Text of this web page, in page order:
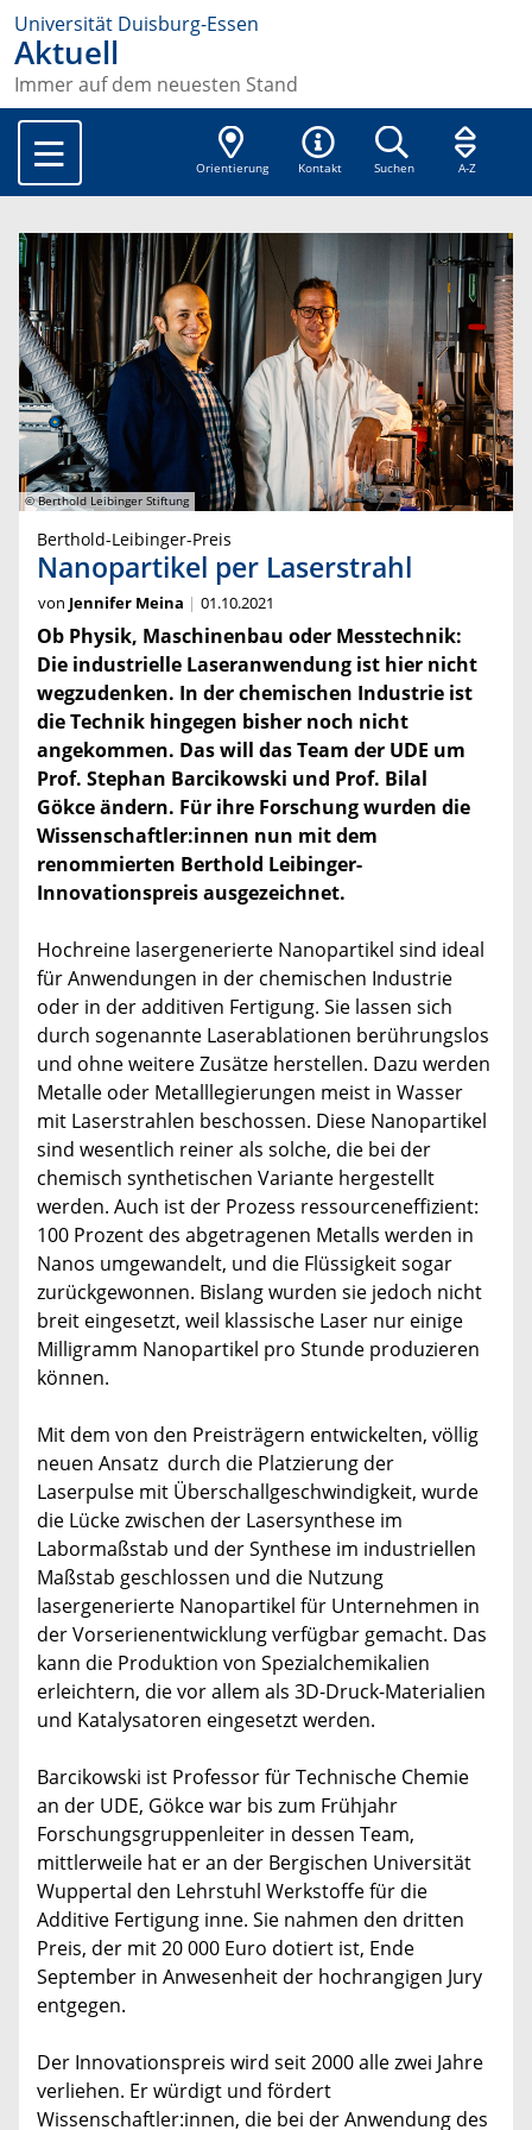
Universität Duisburg-Essen
Aktuell
Immer auf dem neuesten Stand
Orientierung Kontakt Suchen A-Z
© Berthold Leibinger Stiftung
Berthold-Leibinger-Preis
Nanopartikel per Laserstrahl
von Jennifer Meina 01.10.2021
Ob Physik, Maschinenbau oder Messtechnik:
Die industrielle Laseranwendung ist hier nicht
wegzudenken. In der chemischen Industrie ist
die Technik hingegen bisher noch nicht
angekommen. Das will das Team der UDE um
Prof. Stephan Barcikowski und Prof. Bilal
Gökce ändern. Für ihre Forschung wurden die
Wissenschaftler:innen nun mit dem
renommierten Berthold Leibinger-
Innovationspreis ausgezeichnet.
Hochreine lasergenerierte Nanopartikel sind ideal
für Anwendungen in der chemischen Industrie
oder in der additiven Fertigung. Sie lassen sich
durch sogenannte Laserablationen berührungslos
und ohne weitere Zusätze herstellen. Dazu werden
Metalle oder Metalllegierungen meist in Wasser
mit Laserstrahlen beschossen. Diese Nanopartikel
sind wesentlich reiner als solche, die bei der
chemisch synthetischen Variante hergestellt
werden. Auch ist der Prozess ressourceneffizient:
100 Prozent des abgetragenen Metalls werden in
Nanos umgewandelt, und die Flüssigkeit sogar
zurückgewonnen. Bislang wurden sie jedoch nicht
breit eingesetzt, weil klassische Laser nur einige
Milligramm Nanopartikel pro Stunde produzieren
können.
Mit dem von den Preisträgern entwickelten, völlig
neuen Ansatz durch die Platzierung der
Laserpulse mit Überschallgeschwindigkeit, wurde
die Lücke zwischen der Lasersynthese im
Labormaßstab und der Synthese im industriellen
Maßstab geschlossen und die Nutzung
lasergenerierte Nanopartikel für Unternehmen in
der Vorserienentwicklung verfügbar gemacht. Das
kann die Produktion von Spezialchemikalien
erleichtern, die vor allem als 3D-Druck-Materialien
und Katalysatoren eingesetzt werden.
Barcikowski ist Professor für Technische Chemie
an der UDE, Gökce war bis zum Frühjahr
Forschungsgruppenleiter in dessen Team,
mittlerweile hat er an der Bergischen Universität
Wuppertal den Lehrstuhl Werkstoffe für die
Additive Fertigung inne. Sie nahmen den dritten
Preis, der mit 20 000 Euro dotiert ist, Ende
September in Anwesenheit der hochrangigen Jury
entgegen.
Der Innovationspreis wird seit 2000 alle zwei Jahre
verliehen. Er würdigt und fördert
Wissenschaftler:innen, die bei der Anwendung des